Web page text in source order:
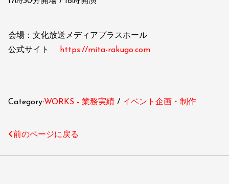
会場：文化放送メディアプラスホール
公式サイト
https://mita-rakugo.com
Category:WORKS - 業務実績 イベント企画・制作
前のページに戻る